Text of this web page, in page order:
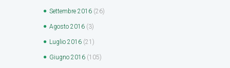
Settembre 2016 (26)
Agosto 2016 (3)
Luglio 2016 (21)
Giugno 2016 (105)